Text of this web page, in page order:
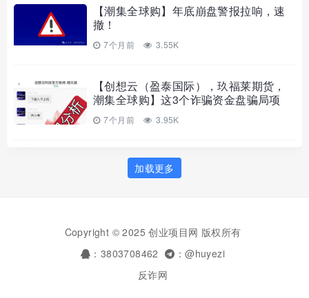
【潮集全球购】年底崩盘警报拉响，速
撤！
7个月前 3.55K
【创想云（盈泰国际），玖福莱期货，
潮集全球购】这3个诈骗资金盘骗局项
目，别再被骗了！
7个月前 3.95K
加载更多
Copyright © 2025 创业项目网 版权所有
：3803708462
：@huyezi
反诈网